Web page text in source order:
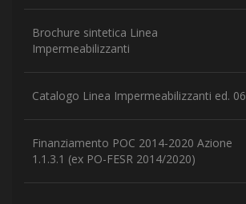
Brochure sintetica Linea
Impermeabilizzanti
Catalogo Linea Impermeabilizzanti ed. 06
Finanziamento POC 2014-2020 Azione
1.1.3.1 (ex PO-FESR 2014/2020)